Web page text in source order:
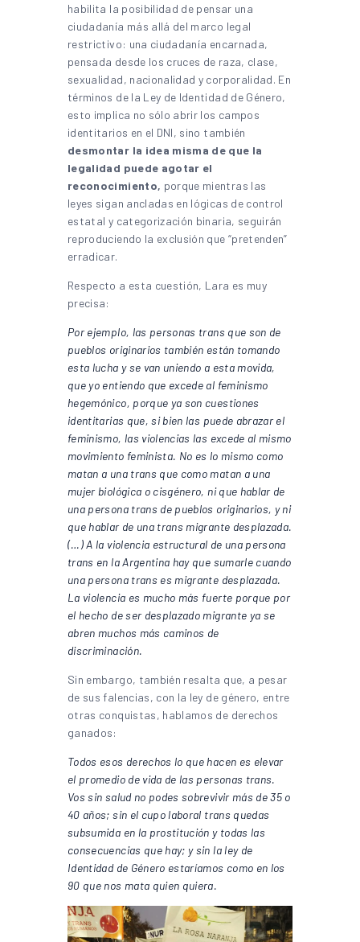
habilita la posibilidad de pensar una
ciudadanía más allá del marco legal
restrictivo: una ciudadanía encarnada,
pensada desde los cruces de raza, clase,
sexualidad, nacionalidad y corporalidad. En
términos de la Ley de Identidad de Género,
esto implica no sólo abrir los campos
identitarios en el DNI, sino también
desmontar la idea misma de que la
legalidad puede agotar el
reconocimiento, porque mientras las
leyes sigan ancladas en lógicas de control
estatal y categorización binaria, seguirán
reproduciendo la exclusión que “pretenden”
erradicar.
Respecto a esta cuestión, Lara es muy
precisa:
Por ejemplo, las personas trans que son de
pueblos originarios también están tomando
esta lucha y se van uniendo a esta movida,
que yo entiendo que excede al feminismo
hegemónico, porque ya son cuestiones
identitarias que, si bien las puede abrazar el
feminismo, las violencias las excede al mismo
movimiento feminista. No es lo mismo como
matan a una trans que como matan a una
mujer biológica o cisgénero, ni que hablar de
una persona trans de pueblos originarios, y ni
que hablar de una trans migrante desplazada.
(…) A la violencia estructural de una persona
trans en la Argentina hay que sumarle cuando
una persona trans es migrante desplazada.
La violencia es mucho más fuerte porque por
el hecho de ser desplazado migrante ya se
abren muchos más caminos de
discriminación.
Sin embargo, también resalta que, a pesar
de sus falencias, con la ley de género, entre
otras conquistas, hablamos de derechos
ganados:
Todos esos derechos lo que hacen es elevar
el promedio de vida de las personas trans.
Vos sin salud no podes sobrevivir más de 35 o
40 años; sin el cupo laboral trans quedas
subsumida en la prostitución y todas las
consecuencias que hay; y sin la ley de
Identidad de Género estaríamos como en los
90 que nos mata quien quiera.